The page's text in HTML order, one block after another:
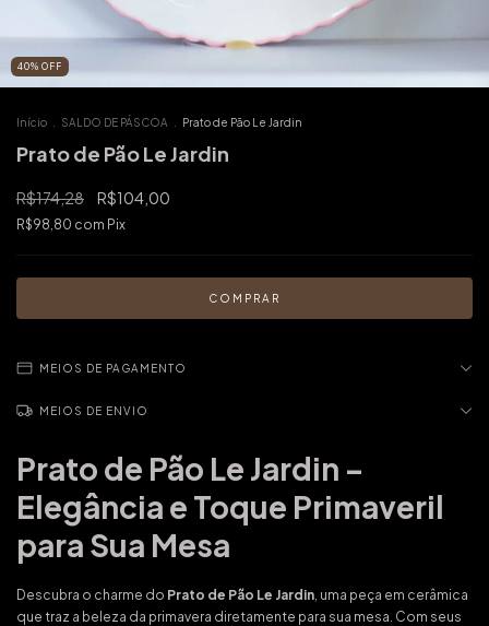
40% OFF
Início SALDO DE PÁSCOA Prato de Pão Le Jardin
Prato de Pão Le Jardin
R$174,28 R$104,00
R$98,80 com Pix
MEIOS DE PAGAMENTO
MEIOS DE ENVIO
Prato de Pão Le Jardin –
Elegância e Toque Primaveril
para Sua Mesa
Descubra o charme do Prato de Pão Le Jardin , uma peça em cerâmica
que traz a beleza da primavera diretamente para sua mesa. Com seus